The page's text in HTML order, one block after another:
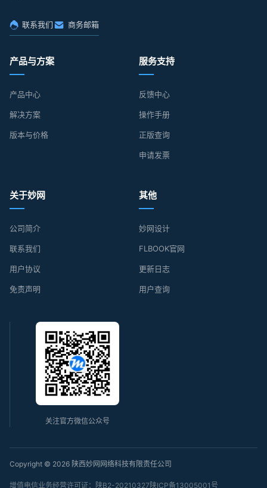
联系我们 商务邮箱
产品与方案
产品中心
解决方案
版本与价格
服务支持
反馈中心
操作手册
正版查询
申请发票
关于妙网
公司简介
联系我们
用户协议
免责声明
其他
妙网设计
FLBOOK官网
更新日志
用户查询
关注官方微信公众号
Copyright © 2026 陕西妙网网络科技有限责任公司
增值电信业务经营许可证：陕B2-20210327 陕ICP备13005001号